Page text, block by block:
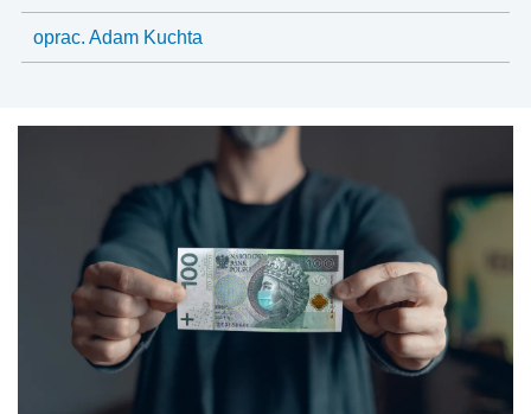
oprac. Adam Kuchta